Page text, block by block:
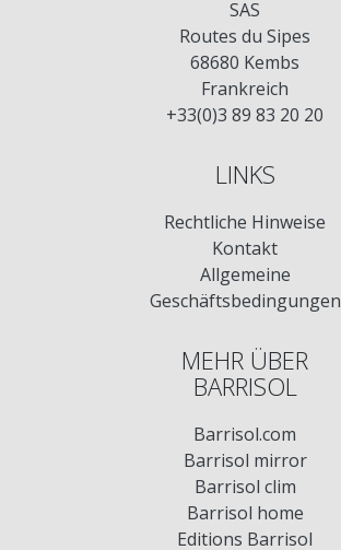
SAS
Routes du Sipes
68680 Kembs
Frankreich
+33(0)3 89 83 20 20
LINKS
Rechtliche Hinweise
Kontakt
Allgemeine
Geschäftsbedingungen
MEHR ÜBER
BARRISOL
Barrisol.com
Barrisol mirror
Barrisol clim
Barrisol home
Editions Barrisol